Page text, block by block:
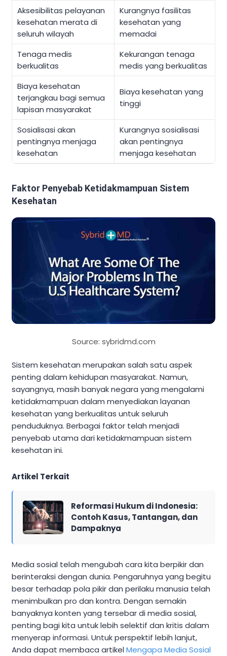
Aksesibilitas pelayanan
kesehatan merata di
seluruh wilayah
Kurangnya fasilitas
kesehatan yang
memadai
Tenaga medis
berkualitas
Kekurangan tenaga
medis yang berkualitas
Biaya kesehatan
terjangkau bagi semua
lapisan masyarakat
Biaya kesehatan yang
tinggi
Sosialisasi akan
pentingnya menjaga
kesehatan
Kurangnya sosialisasi
akan pentingnya
menjaga kesehatan
Faktor Penyebab Ketidakmampuan Sistem
Kesehatan
Source: sybridmd.com
Sistem kesehatan merupakan salah satu aspek
penting dalam kehidupan masyarakat. Namun,
sayangnya, masih banyak negara yang mengalami
ketidakmampuan dalam menyediakan layanan
kesehatan yang berkualitas untuk seluruh
penduduknya. Berbagai faktor telah menjadi
penyebab utama dari ketidakmampuan sistem
kesehatan ini.
Artikel Terkait
Reformasi Hukum di Indonesia:
Contoh Kasus, Tantangan, dan
Dampaknya
Media sosial telah mengubah cara kita berpikir dan
berinteraksi dengan dunia. Pengaruhnya yang begitu
besar terhadap pola pikir dan perilaku manusia telah
menimbulkan pro dan kontra. Dengan semakin
banyaknya konten yang tersebar di media sosial,
penting bagi kita untuk lebih selektif dan kritis dalam
menyerap informasi. Untuk perspektif lebih lanjut,
Anda dapat membaca artikelMengapa Media Sosial